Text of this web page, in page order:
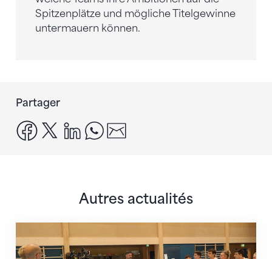
Spitzenplätze und mögliche Titelgewinne
untermauern können.
Partager
facebook
x linkedinwhatsapp
Autres actualités
En route pour Zagreb avec des objectifs clairs